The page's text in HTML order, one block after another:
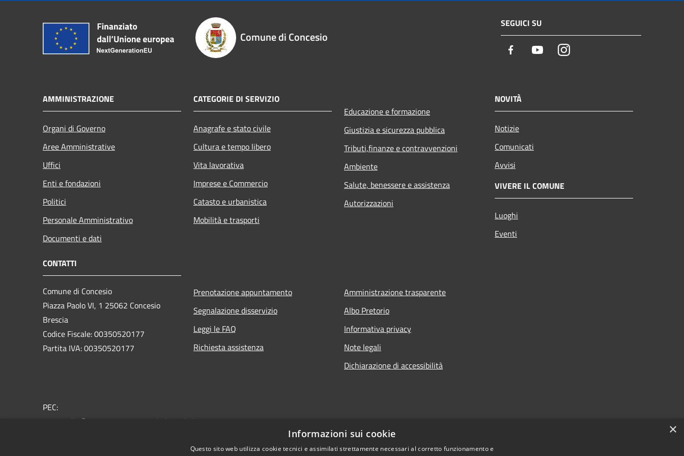
Comune di Concesio
SEGUICI SU
Facebook YoutubeInstagram
AMMINISTRAZIONE
Organi di Governo
Aree Amministrative
Uffici
Enti e fondazioni
Politici
Personale Amministrativo
Documenti e dati
CATEGORIE DI SERVIZIO
Anagrafe e stato civile
Cultura e tempo libero
Vita lavorativa
Imprese e Commercio
Catasto e urbanistica
Mobilità e trasporti
Educazione e formazione
Giustizia e sicurezza pubblica
Tributi,finanze e contravvenzioni
Ambiente
Salute, benessere e assistenza
Autorizzazioni
NOVITÀ
Notizie
Comunicati
Avvisi
VIVERE IL COMUNE
Luoghi
Eventi
CONTATTI
Comune di Concesio
Piazza Paolo VI, 1 25062 Concesio
Brescia
Codice Fiscale: 00350520177
Partita IVA: 00350520177
PEC:
protocollo@pec.comune.concesio.brescia.it
Prenotazione appuntamento
Segnalazione disservizio
Leggi le FAQ
Richiesta assistenza
Amministrazione trasparente
Albo Pretorio
Informativa privacy
Note legali
Dichiarazione di accessibilità
×
Informazioni sui cookie
Questo sito web utilizza cookie tecnici e assimilati strettamente necessari al corretto funzionamento e